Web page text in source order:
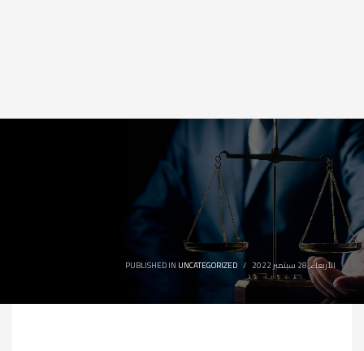
الأربعاء, 28 سبتمبر 2022 /
PUBLISHED IN UNCATEGORIZED